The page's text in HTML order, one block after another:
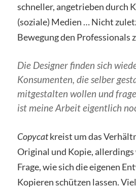
schneller, angetrieben durch
(soziale) Medien … Nicht
Bewegung den Professionals
Die Designer finden sich
Konsumenten, die selber
mitgestalten wollen und
ist meine Arbeit eigentlich
Copycatkreist um das
Original und Kopie,
Frage, wie sich die eigenen
Kopieren schützen lassen.